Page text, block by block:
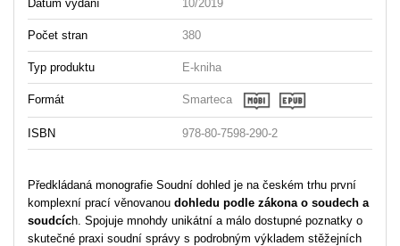
Datum vydání 10/2019
Počet stran 380
Typ produktu E-kniha
Formát Smarteca
ISBN 978-80-7598-290-2
Předkládaná monografie Soudní dohled je na českém trhu první
komplexní prací věnovanou dohledu podle zákona o soudech a
soudcích. Spojuje mnohdy unikátní a málo dostupné poznatky o
skutečné praxi soudní správy s podrobným výkladem stěžejních